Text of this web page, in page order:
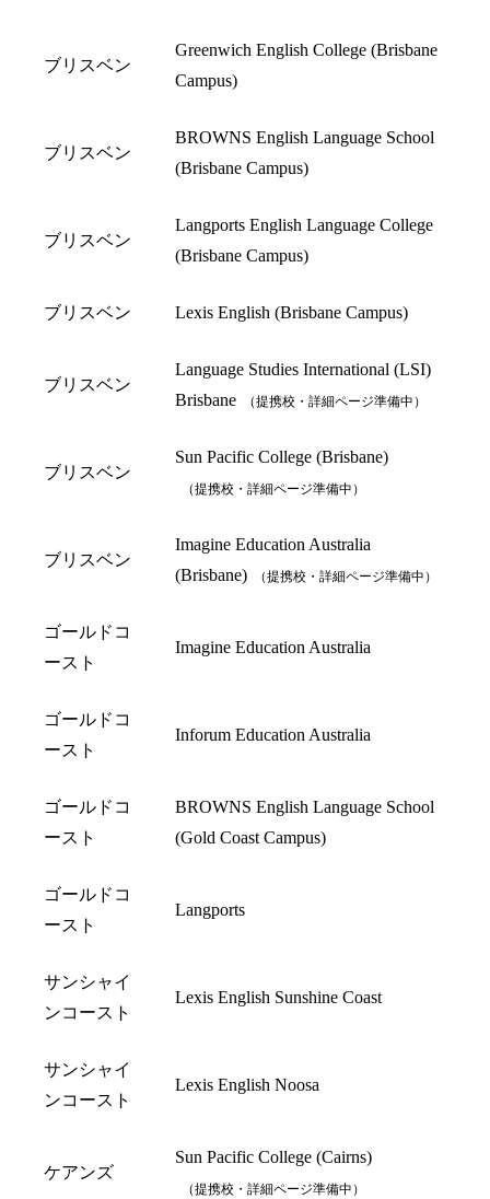
ブリスベン
Greenwich English College (Brisbane
Campus)
ブリスベン
BROWNS English Language School
(Brisbane Campus)
ブリスベン
Langports English Language College
(Brisbane Campus)
ブリスベン Lexis English (Brisbane Campus)
ブリスベン
Language Studies International (LSI)
Brisbane
（提携校・詳細ページ準備中）
ブリスベン
Sun Pacific College (Brisbane)
（提携校・詳細ページ準備中）
ブリスベン
Imagine Education Australia
(Brisbane)
（提携校・詳細ページ準備中）
ゴールドコ
ースト
Imagine Education Australia
ゴールドコ
ースト
Inforum Education Australia
ゴールドコ
ースト
BROWNS English Language School
(Gold Coast Campus)
ゴールドコ
ースト
Langports
サンシャイ
ンコースト
Lexis English Sunshine Coast
サンシャイ
ンコースト
Lexis English Noosa
ケアンズ
Sun Pacific College (Cairns)
（提携校・詳細ページ準備中）